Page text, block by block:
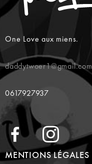
One Love aux miens.
daddytwoer1@gmail.com
0617927937
MENTIONS LÉGALES